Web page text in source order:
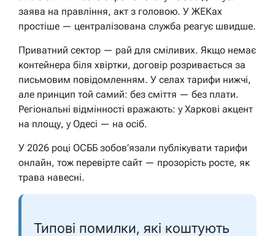
заява на правління, акт з головою. У ЖЕКах
простіше — централізована служба реагує швидше.
Приватний сектор — рай для сміливих. Якщо немає
контейнера біля хвіртки, договір розривається за
письмовим повідомленням. У селах тарифи нижчі,
але принцип той самий: без сміття — без плати.
Регіональні відмінності вражають: у Харкові акцент
на площу, у Одесі — на осіб.
У 2026 році ОСББ зобов’язали публікувати тарифи
онлайн, тож перевірте сайт — прозорість росте, як
трава навесні.
Типові помилки, які коштують